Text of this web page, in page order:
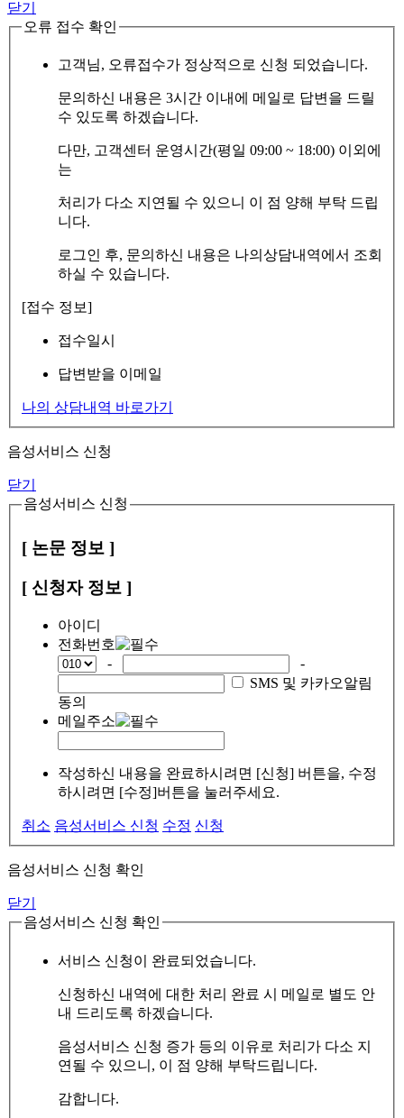
닫기
오류 접수 확인
고객님, 오류접수가 정상적으로 신청 되었습니다.
문의하신 내용은 3시간 이내에 메일로 답변을 드릴
수 있도록 하겠습니다.
다만, 고객센터 운영시간(평일 09:00 ~ 18:00) 이외에
는
처리가 다소 지연될 수 있으니 이 점 양해 부탁 드립
니다.
로그인 후, 문의하신 내용은 나의상담내역에서 조회
하실 수 있습니다.
[접수 정보]
접수일시
답변받을 이메일
나의 상담내역 바로가기
음성서비스 신청
닫기
음성서비스 신청
[ 논문 정보 ]
[ 신청자 정보 ]
아이디
전화번호
-
-
SMS 및 카카오알림
동의
메일주소
작성하신 내용을 완료하시려면 [신청] 버튼을, 수정
하시려면 [수정]버튼을 눌러주세요.
취소 음성서비스 신청 수정 신청
음성서비스 신청 확인
닫기
음성서비스 신청 확인
서비스 신청이 완료되었습니다.
신청하신 내역에 대한 처리 완료 시 메일로 별도 안
내 드리도록 하겠습니다.
음성서비스 신청 증가 등의 이유로 처리가 다소 지
연될 수 있으니, 이 점 양해 부탁드립니다.
감합니다.